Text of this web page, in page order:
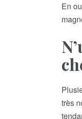
En
très